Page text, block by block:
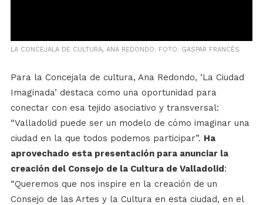
LA CONCEJALA DE CULTURA, ANA REDONDO. FOTO: GASPAR FRANCÉS
Para la Concejala de cultura, Ana Redondo, ‘La Ciudad
Imaginada’ destaca como una oportunidad para
conectar con esa tejido asociativo y transversal:
“Valladolid puede ser un modelo de cómo imaginar una
ciudad en la que todos podemos participar”. Ha
aprovechado esta presentación para anunciar la
creación del Consejo de la Cultura de Valladolid:
“Queremos que nos inspire en la creación de un
Consejo de las Artes y la Cultura en esta ciudad, en el